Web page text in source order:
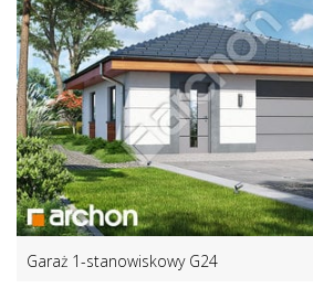
Garaż 1-stanowiskowy G24